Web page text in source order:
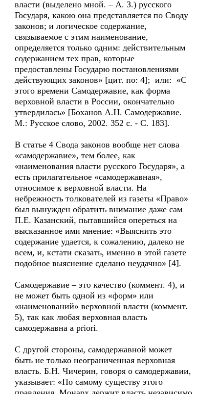
власти (выделено мной. – А. З.) русского
Государя, какою она представляется по Своду
законов; и логическое содержание,
связываемое с этим наименование,
определяется только одним: действительным
содержанием тех прав, которые
предоставлены Государю постановлениями
действующих законов» [цит. по: 4]; или: «С
этого времени Самодержавие, как форма
верховной власти в России, окончательно
утвердилась» [Боханов А.Н. Самодержавие.
М.: Русское слово, 2002. 352 с. - С. 183].
В статье 4 Свода законов вообще нет слова
«самодержавие», тем более, как
«наименования власти русского Государя», а
есть прилагательное «самодержавная»,
относимое к верховной власти. На
небрежность толкователей из газеты «Право»
был вынужден обратить внимание даже сам
П.Е. Казанский, пытавшийся опереться на
высказанное ими мнение: «Выяснить это
содержание удается, к сожалению, далеко не
всем, и, кстати сказать, именно в этой газете
подобное выяснение сделано неудачно» [4].
Самодержавие – это качество (коммент. 4), и
не может быть одной из «форм» или
«наименований» верховной власти (коммент.
5), так как любая верховная власть
самодержавна a priori.
С другой стороны, самодержавной может
быть не только неограниченная верховная
власть. Б.Н. Чичерин, говоря о самодержавии,
указывает: «По самому существу этого